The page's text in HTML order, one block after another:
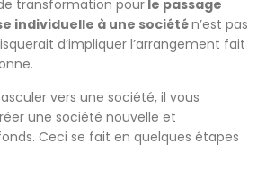
transformation pour le passage
individuelle à une sociétén’est pas
d’impliquer l’arrangement fait
vers une société, il vous
une société nouvelle et
Ceci se fait en quelques étapes